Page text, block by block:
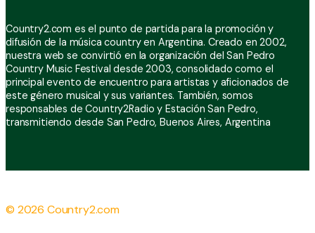
Country2.com es el punto de partida para la promoción y
difusión de la música country en Argentina. Creado en 2002,
nuestra web se convirtió en la organización del San Pedro
Country Music Festival desde 2003, consolidado como el
principal evento de encuentro para artistas y aficionados de
este género musical y sus variantes. También, somos
responsables de Country2Radio y Estación San Pedro,
transmitiendo desde San Pedro, Buenos Aires, Argentina
© 2026 Country2.com